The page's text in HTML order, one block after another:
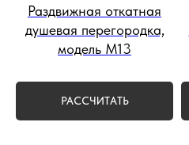
Раздвижная откатная
душевая перегородка,
модель М13
РАССЧИТАТЬ